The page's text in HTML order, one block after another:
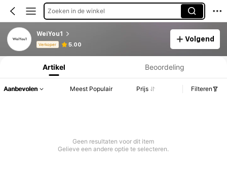
Zoeken in de winkel
WeiYou1
Verkoper 5.00
Volgend
Productinformatie: Prijsopenbaring, Verkoop- en Voorraadgegevens.
Artikel Beoordeling
Aanbevolen Meest Populair Prijs Filteren
Geen resultaten voor dit item
Gelieve een andere optie te selecteren.